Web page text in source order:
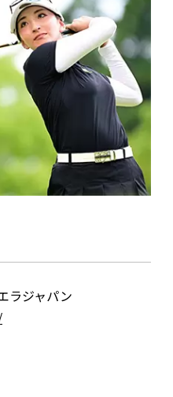
エラジャパン